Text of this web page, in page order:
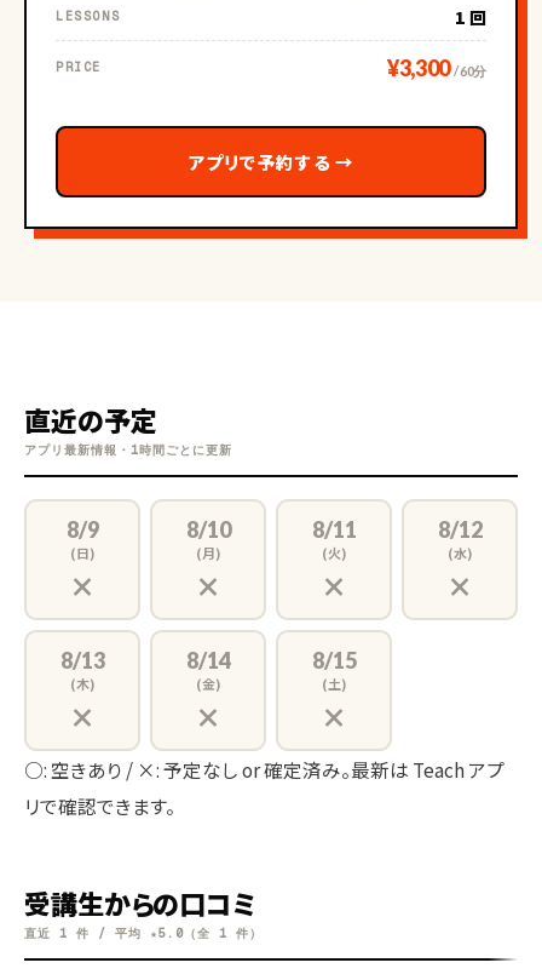
LESSONS 1 回
PRICE ¥3,300 / 60分
アプリで予約する →
直近の予定
アプリ最新情報・1時間ごとに更新
8/9
(日)
×
8/10
(月)
×
8/11
(火)
×
8/12
(水)
×
8/13
(木)
×
8/14
(金)
×
8/15
(土)
×
○: 空きあり / ×: 予定なし or 確定済み。最新は Teach アプ
リで確認できます。
受講生からの口コミ
直近 1 件 / 平均 ★5.0（全 1 件）